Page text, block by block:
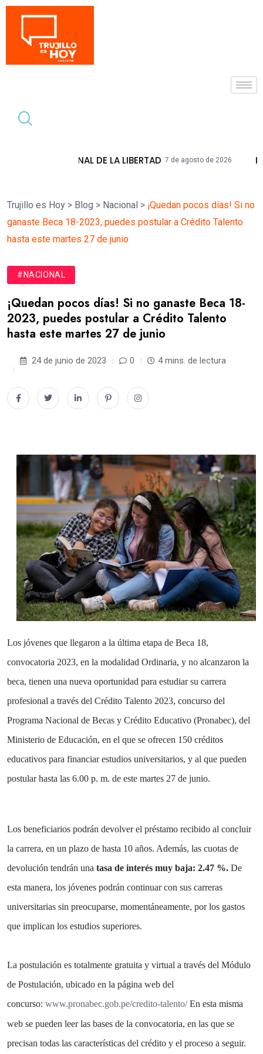
DE LA LIBERTAD 7 de agosto de 2026 HIDRANDINA
Trujillo es Hoy > Blog > Nacional > ¡Quedan pocos días! Si no
ganaste Beca 18-2023, puedes postular a Crédito Talento
hasta este martes 27 de junio
#NACIONAL
¡Quedan pocos días! Si no ganaste Beca 18-
2023, puedes postular a Crédito Talento
hasta este martes 27 de junio
24 de junio de 2023 0 4 mins. de lectura
Los jóvenes que llegaron a la última etapa de Beca 18,
convocatoria 2023, en la modalidad Ordinaria, y no alcanzaron la
beca, tienen una nueva oportunidad para estudiar su carrera
profesional a través del Crédito Talento 2023, concurso del
Programa Nacional de Becas y Crédito Educativo (Pronabec), del
Ministerio de Educación, en el que se ofrecen 150 créditos
educativos para financiar estudios universitarios, y al que pueden
postular hasta las 6.00 p. m. de este martes 27 de junio.
Los beneficiarios podrán devolver el préstamo recibido al concluir
la carrera, en un plazo de hasta 10 años. Además, las cuotas de
devolución tendrán una tasa de interés muy baja: 2.47 %. De
esta manera, los jóvenes podrán continuar con sus carreras
universitarias sin preocuparse, momentáneamente, por los gastos
que implican los estudios superiores.
La postulación es totalmente gratuita y virtual a través del Módulo
de Postulación, ubicado en la página web del
concurso: www.pronabec.gob.pe/credito-talento/ En esta misma
web se pueden leer las bases de la convocatoria, en las que se
precisan todas las características del crédito y el proceso a seguir.